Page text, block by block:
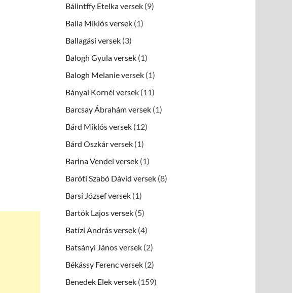
Bálintffy Etelka versek (9)
Balla Miklós versek (1)
Ballagási versek (3)
Balogh Gyula versek (1)
Balogh Melanie versek (1)
Bányai Kornél versek (11)
Barcsay Ábrahám versek (1)
Bárd Miklós versek (12)
Bárd Oszkár versek (1)
Barina Vendel versek (1)
Baróti Szabó Dávid versek (8)
Barsi József versek (1)
Bartók Lajos versek (5)
Batízi András versek (4)
Batsányi János versek (2)
Békássy Ferenc versek (2)
Benedek Elek versek (159)